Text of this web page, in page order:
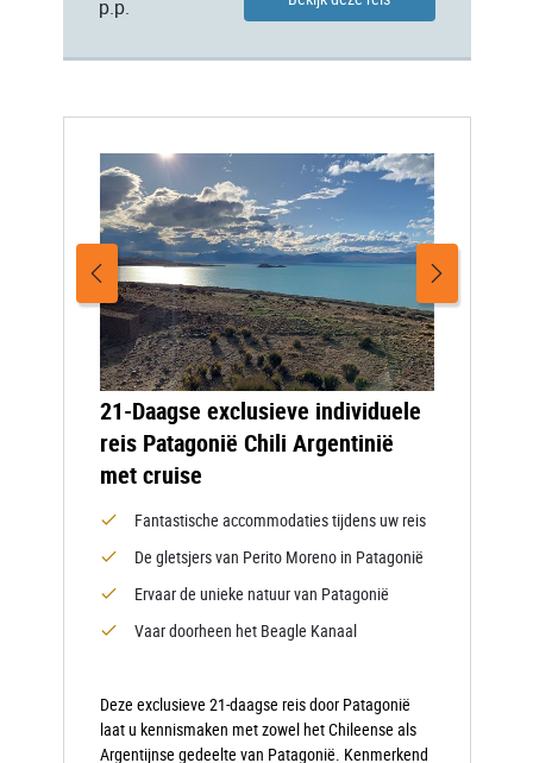
p.p.
21-Daagse exclusieve individuele
reis Patagonië Chili Argentinië
met cruise
Fantastische accommodaties tijdens uw reis
De gletsjers van Perito Moreno in Patagonië
Ervaar de unieke natuur van Patagonië
Vaar doorheen het Beagle Kanaal
Deze exclusieve 21-daagse reis door Patagonië
laat u kennismaken met zowel het Chileense als
Argentijnse gedeelte van Patagonië. Kenmerkend